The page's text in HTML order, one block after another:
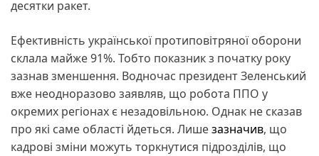
десятки ракет.
Ефективність української протиповітряної оборони
склала майже 91%. Тобто показник з початку року
зазнав зменшення. Водночас президент Зеленський
вже неодноразово заявляв, що робота ППО у
окремих регіонах є незадовільною. Однак не сказав
про які саме області йдеться. Лишезазначив, що
кадрові зміни можуть торкнутися підрозділів, що